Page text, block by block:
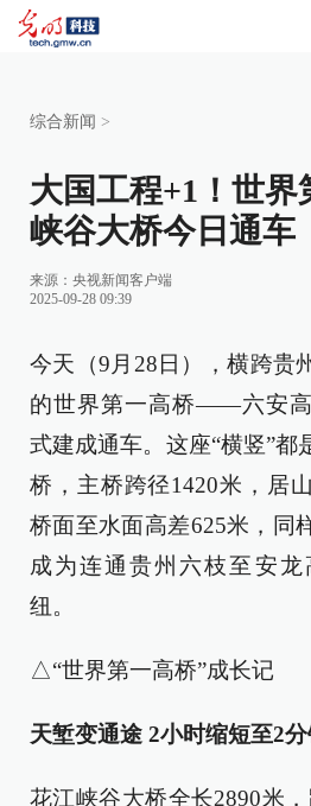
综合新闻 >
大国工程+1！世
峡谷大桥今日通车
来源： 央视新闻客户端
2025-09-28 09:39
今天（9月28日），横跨贵
的世界第一高桥——六安
式建成通车。这座“横竖”都
桥，主桥跨径1420米，居
桥面至水面高差625米，同
成为连通贵州六枝至安
纽。
△“世界第一高桥”成长记
天堑变通途 2小时缩短至2
花江峡谷大桥全长2890米